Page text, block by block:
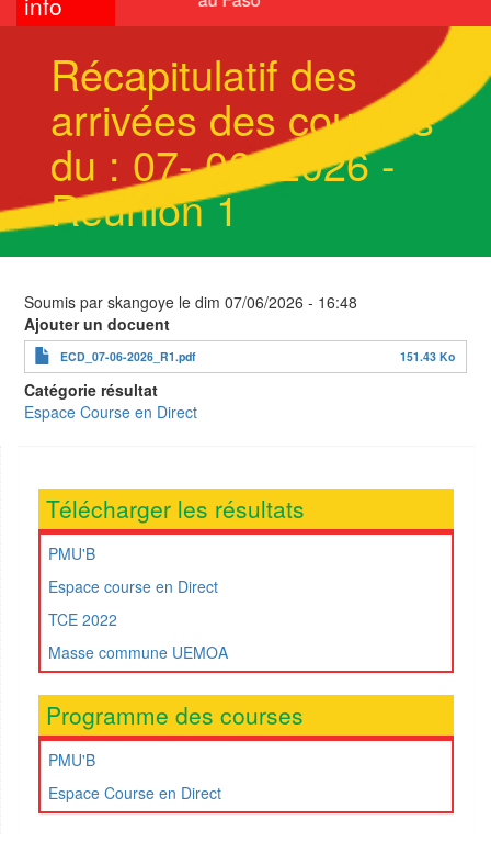
Récapitulatif des
arrivées des courses
du : 07- 06- 2026 -
Réunion 1
Soumis par skangoye le dim 07/06/2026 - 16:48
Ajouter un docuent
ECD_07-06-2026_R1.pdf 151.43 Ko
Catégorie résultat
Espace Course en Direct
Télécharger les résultats
PMU'B
Espace course en Direct
TCE 2022
Masse commune UEMOA
Programme des courses
PMU'B
Espace Course en Direct